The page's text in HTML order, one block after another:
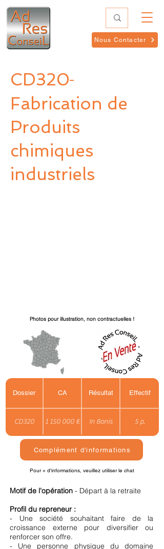
Nous Contacter
CD320-
Fabrication de
Produits
chimiques
industriels
Photos pour illustration, non contractuelles !
Dossier CA Résultat Effectif
CD320 1 150 000 € In Bonis 5 p.
Complément d'informations
Pour + d'informations, veuillez utiliser le chat
Motif de l'opération - Départ à la retraite
Profil du repreneur :
- Une société souhaitant faire de la
croissance externe pour diversifier ou
renforcer son offre.
- Une personne physique du domaine